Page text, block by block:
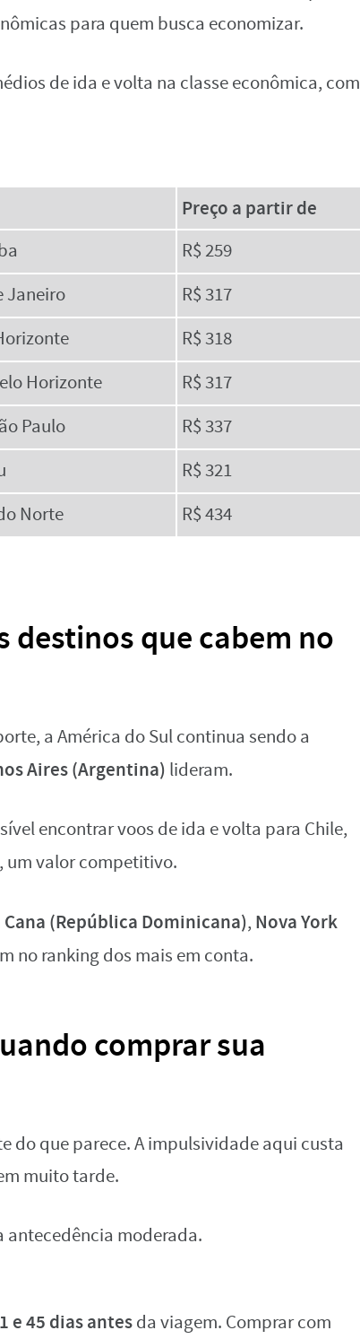
para quem busca economizar.
de ida e volta na classe econômica, com
Preço a partir de
R$ 259
Janeiro R$ 317
R$ 318
Horizonte R$ 317
Paulo R$ 337
R$ 321
Norte R$ 434
destinos que cabem no
a América do Sul continua sendo a
Aires (Argentina) lideram.
encontrar voos de ida e volta para Chile,
, um valor competitivo.
(República Dominicana), Nova York
no ranking dos mais em conta.
comprar sua
do que parece. A impulsividade aqui custa
muito tarde.
antecedência moderada.
e 45 dias antesda viagem. Comprar com